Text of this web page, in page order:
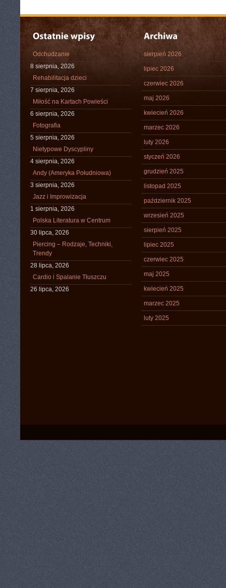
Odchudzanie
8 sierpnia, 2026
Rehabilitacja dzieci
7 sierpnia, 2026
Miłość na Kartach Powieści
6 sierpnia, 2026
Fotografia
5 sierpnia, 2026
Nietypowe Dyscypliny
4 sierpnia, 2026
Andy (Ameryka Południowa)
3 sierpnia, 2026
Jazz i Improwizacja
1 sierpnia, 2026
Polska Literatura w Centrum
30 lipca, 2026
Piercing – Rodzaje, Techniki,
Trendy
28 lipca, 2026
Cardio i Spalanie Tłuszczu
26 lipca, 2026
sierpień 2026
lipiec 2026
czerwiec 2026
maj 2026
kwiecień 2026
marzec 2026
luty 2026
styczeń 2026
grudzień 2025
listopad 2025
październik 2025
wrzesień 2025
sierpień 2025
lipiec 2025
czerwiec 2025
maj 2025
kwiecień 2025
marzec 2025
luty 2025